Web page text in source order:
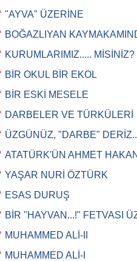
"AYVA" ÜZERİNE
BOĞAZLIYAN
KURUMLARIMIZ..... MİSİNİZ?
BİR OKUL BİR EKOL
BİR ESKİ MESELE
DARBELER VE TÜRKÜLERİ
ÜZGÜNÜZ, "DARBE"
ATATÜRK'ÜN AHMET
YAŞAR NURİ ÖZTÜRK
ESAS DURUŞ
BİR "HAYVAN...!" FETVASI
MUHAMMED ALİ-II
MUHAMMED ALİ-I